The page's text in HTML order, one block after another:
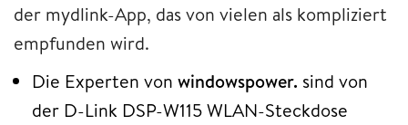
der mydlink-App, das von vielen als kompliziert
empfunden wird.
Die Experten von windowspower. sind von
der D-Link DSP-W115 WLAN-Steckdose